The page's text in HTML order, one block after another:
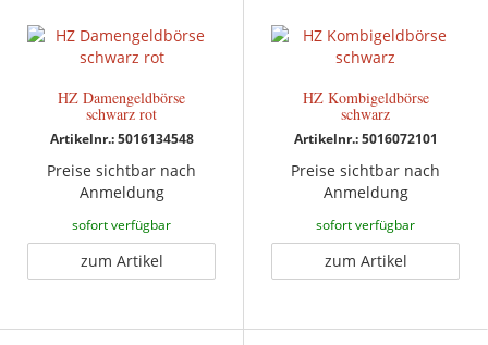
HZ Damengeldbörse
schwarz rot
Artikelnr.: 5016134548
Preise sichtbar nach
Anmeldung
sofort verfügbar
zum Artikel
HZ Kombigeldbörse
schwarz
Artikelnr.: 5016072101
Preise sichtbar nach
Anmeldung
sofort verfügbar
zum Artikel